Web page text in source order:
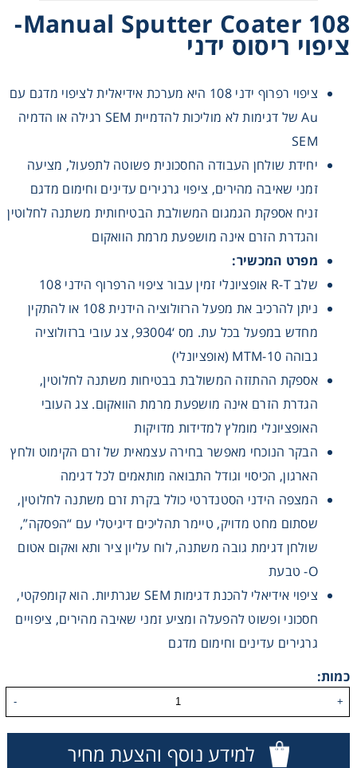
108 Manual Sputter Coater-
ציפוי ריסוס ידני
ציפוי רפרוף ידני 108 היא מערכת אידיאלית לציפוי מדגם עם
Au של דגימות לא מוליכות להדמיית SEM רגילה או הדמיה
SEM
יחידת שולחן העבודה החסכונית פשוטה לתפעול, מציעה
זמני שאיבה מהירים, ציפוי גרגירים עדינים וחימום מדגם
זניח אספקת הגמגום המשולבת הבטיחותית משתנה לחלוטין
והגדרת הזרם אינה מושפעת מרמת הוואקום
מפרט המכשיר:
שלב R-T אופציונלי זמין עבור ציפוי הרפרוף הידני 108
ניתן להרכיב את מפעל הרזולוציה הידנית 108 או להתקין
מחדש במפעל בכל עת. מס ‘93004, צג עובי ברזולוציה
גבוהה MTM-10 (אופציונלי)
אספקת ההתזזה המשולבת בבטיחות משתנה לחלוטין,
הגדרת הזרם אינה מושפעת מרמת הוואקום. צג העובי
האופציונלי מומלץ למדידות מדויקות
הבקר הנוכחי מאפשר בחירה עצמאית של זרם הקימוט ולחץ
הארגון, הכיסוי וגודל התבואה מותאמים לכל דגימה
המצפה הידני הסטנדרטי כולל בקרת זרם משתנה לחלוטין,
שסתום מחט מדויק, טיימר תהליכים דיגיטלי עם “הפסקה”,
שולחן דגימת גובה משתנה, לוח עליון ציר ותא ואקום אטום
O- טבעת
ציפוי אידיאלי להכנת דגימות SEM שגרתיות. הוא קומפקטי,
חסכוני ופשוט להפעלה ומציע זמני שאיבה מהירים, ציפויים
גרגירים עדינים וחימום מדגם
כמות:
+
-
למידע נוסף והצעת מחיר
Microscopy
Pumps
Sample Preparation
Shaking & Stirring
Storage
Thermometry
Washing
Chromatography
Lab Essentials
Filtration
Glassware
Liquid Handling
Plasticware
Reagents & Kits
Consumables
Safety